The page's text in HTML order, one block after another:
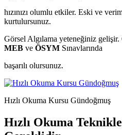
hızınızı olumlu etkiler. Eski ve
kurtulursunuz.
Görsel Algılama yeteneğiniz gelişir.
MEB ve ÖSYM Sınavlarında
başarılı olursunuz.
Hızlı Okuma Kursu Gündoğmuş
Hızlı Okuma